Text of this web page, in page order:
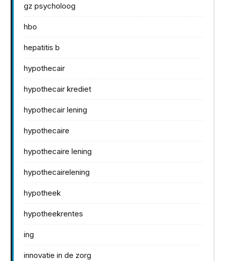
gz psycholoog
hbo
hepatitis b
hypothecair
hypothecair krediet
hypothecair lening
hypothecaire
hypothecaire lening
hypothecairelening
hypotheek
hypotheekrentes
ing
innovatie in de zorg